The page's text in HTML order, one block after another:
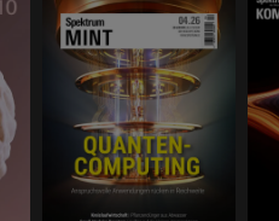
in Österreich, wo der
sich etwa 15 Grad
das Ganze beinahe, dieses
Jungfrau bei
22:21 Uhr statt. Der nun